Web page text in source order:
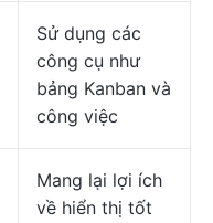
Sử dụng các
công cụ như
bảng Kanban và
công việc
Mang lại lợi ích
về hiển thị tốt